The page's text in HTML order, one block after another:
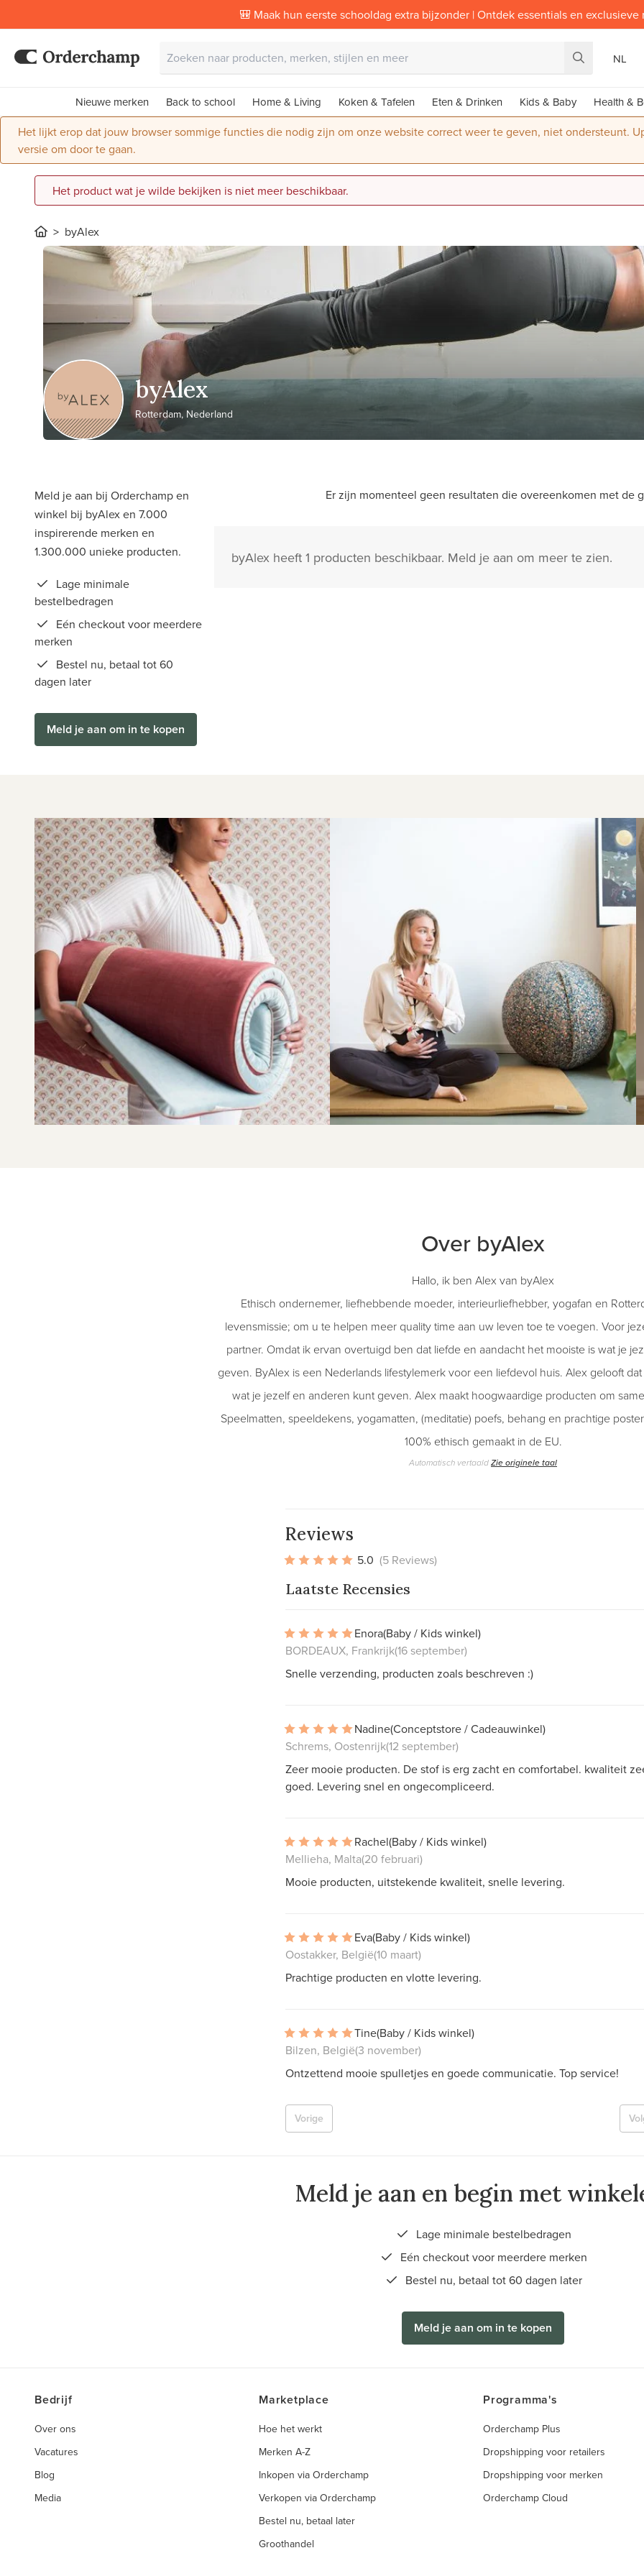
🎒 Maak hun eerste schooldag extra bijzonder | Ontdek essentials en
NL
Nieuwe merken Back to school Home & Living Koken & Tafelen Eten & Drinken Kids & Baby Health &
Het lijkt erop dat jouw browser sommige functies die nodig zijn om onze website correct weer te geven, niet ondersteunt.
versie om door te gaan.
Het product wat je wilde bekijken is niet meer beschikbaar.
byAlex
byAlex
Rotterdam, Nederland
Meld je aan bij Orderchamp en
winkel bij byAlex en 7.000
inspirerende merken en
1.300.000 unieke producten.
Lage minimale
bestelbedragen
Eén checkout voor meerdere
merken
Bestel nu, betaal tot 60
dagen later
Meld je aan om in te kopen
Er zijn momenteel geen resultaten die overeenkomen met de
byAlex heeft 1 producten beschikbaar. Meld je aan om meer te zien.
Over byAlex
Hallo, ik ben Alex van byAlex
Ethisch ondernemer, liefhebbende moeder, interieurliefhebber, yogafan en
levensmissie; om u te helpen meer quality time aan uw leven toe te voegen. Voor
partner. Omdat ik ervan overtuigd ben dat liefde en aandacht het mooiste is wat je
geven. ByAlex is een Nederlands lifestylemerk voor een liefdevol huis. Alex gelooft
wat je jezelf en anderen kunt geven. Alex maakt hoogwaardige producten om
Speelmatten, speeldekens, yogamatten, (meditatie) poefs, behang en prachtige
100% ethisch gemaakt in de EU.
Automatisch vertaaldZie originele taal
Reviews
5.0 (5 Reviews)
Laatste Recensies
Enora(Baby / Kids winkel)
BORDEAUX, Frankrijk(16 september)
Snelle verzending, producten zoals beschreven :)
Nadine(Conceptstore / Cadeauwinkel)
Schrems, Oostenrijk(12 september)
Zeer mooie producten. De stof is erg zacht en comfortabel. kwaliteit
goed. Levering snel en ongecompliceerd.
Rachel(Baby / Kids winkel)
Mellieha, Malta(20 februari)
Mooie producten, uitstekende kwaliteit, snelle levering.
Eva(Baby / Kids winkel)
Oostakker, België(10 maart)
Prachtige producten en vlotte levering.
Tine(Baby / Kids winkel)
Bilzen, België(3 november)
Ontzettend mooie spulletjes en goede communicatie. Top service!
Vorige
Meld je aan en begin met
Lage minimale bestelbedragen
Eén checkout voor meerdere merken
Bestel nu, betaal tot 60 dagen later
Meld je aan om in te kopen
Bedrijf
Over ons
Vacatures
Blog
Media
Marketplace
Hoe het werkt
Merken A-Z
Inkopen via Orderchamp
Verkopen via Orderchamp
Bestel nu, betaal later
Groothandel
Programma's
Orderchamp Plus
Dropshipping voor retailers
Dropshipping voor merken
Orderchamp Cloud